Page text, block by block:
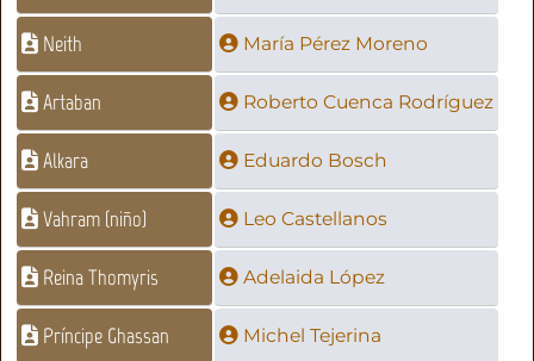
Neith María Pérez Moreno
Artaban Roberto Cuenca Rodríguez
Alkara Eduardo Bosch
Vahram (niño) Leo Castellanos
Reina Thomyris Adelaida López
Príncipe Ghassan Michel Tejerina